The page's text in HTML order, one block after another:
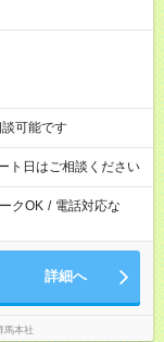
可能です
ト日はご相談ください
クOK / 電話対応な
詳細へ
馬本社